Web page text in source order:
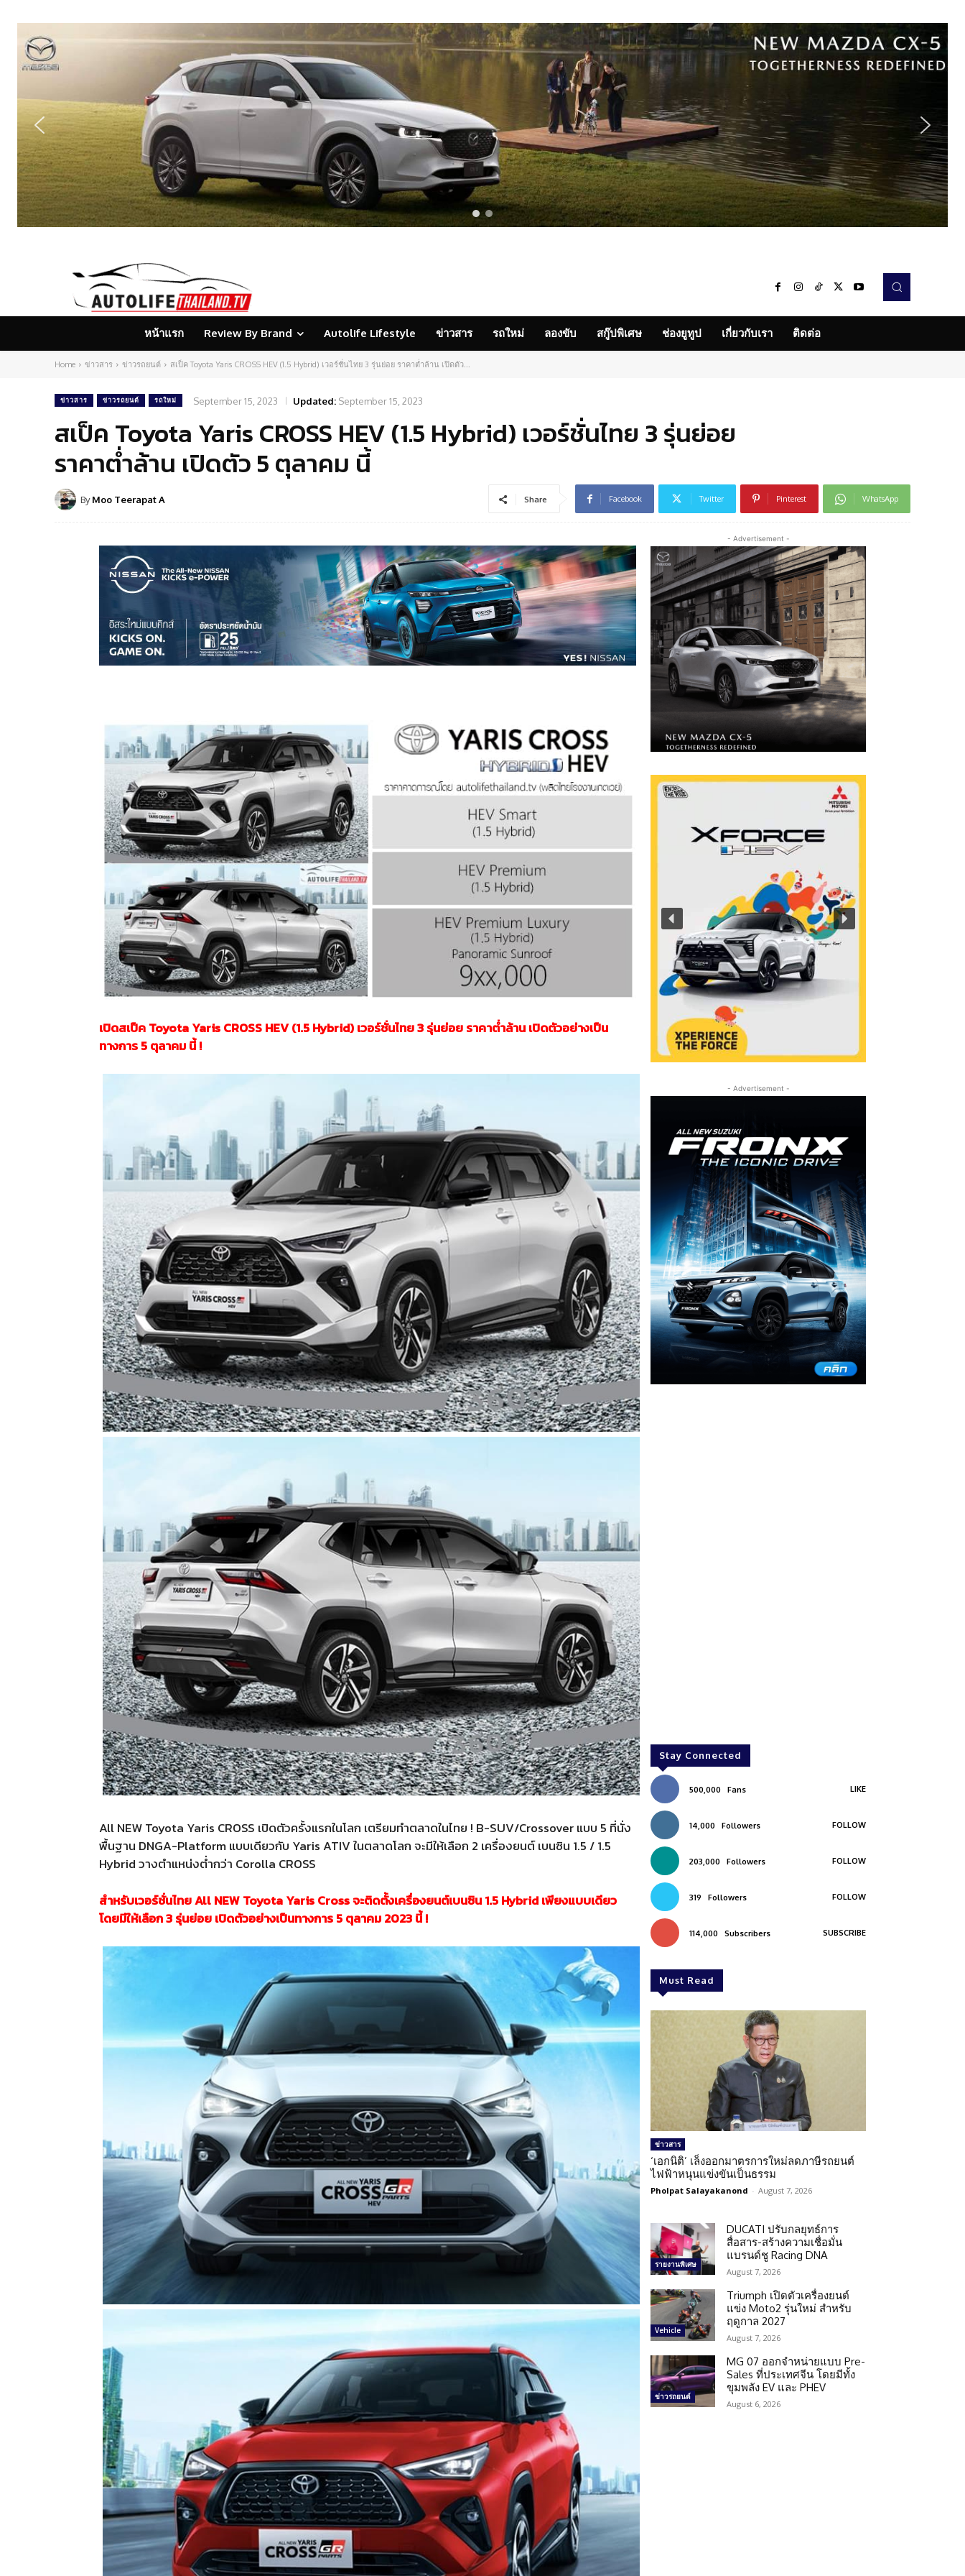
หน้าแรก Review By Brand Autolife Lifestyle ข่าวสาร รถใหม่ ลองขับ สกู๊ปพิเศษ ช่องยูทูป เกี่ยวกับเรา ติดต่อ
Home ข่าวสาร ข่าวรถยนต์ สเป็ค Toyota Yaris CROSS HEV (1.5 Hybrid) เวอร์ชั่นไทย 3 รุ่นย่อย ราคาต่ำล้าน เปิดตัว...
ข่าวสาร ข่าวรถยนต์ รถใหม่ September 15, 2023 Updated: September 15, 2023
สเป็ค Toyota Yaris CROSS HEV (1.5 Hybrid) เวอร์ชั่นไทย 3 รุ่นย่อย
ราคาต่ำล้าน เปิดตัว 5 ตุลาคม นี้
By Moo Teerapat A Share Facebook Twitter Pinterest WhatsApp
เปิดสเป็ค Toyota Yaris CROSS HEV (1.5 Hybrid) เวอร์ชั่นไทย 3 รุ่นย่อย ราคาต่ำล้าน เปิดตัวอย่างเป็น
ทางการ 5 ตุลาคม นี้ !
All NEW Toyota Yaris CROSS เปิดตัวครั้งแรกในโลก เตรียมทำตลาดในไทย ! B-SUV/Crossover แบบ 5 ที่นั่ง
พื้นฐาน DNGA-Platform แบบเดียวกับ Yaris ATIV ในตลาดโลก จะมีให้เลือก 2 เครื่องยนต์ เบนซิน 1.5 / 1.5
Hybrid วางตำแหน่งต่ำกว่า Corolla CROSS
สำหรับเวอร์ชั่นไทย All NEW Toyota Yaris Cross จะติดตั้งเครื่องยนต์เบนซิน 1.5 Hybrid เพียงแบบเดียว
โดยมีให้เลือก 3 รุ่นย่อย เปิดตัวอย่างเป็นทางการ 5 ตุลาคม 2023 นี้ !
- Advertisement -
- Advertisement -
Stay Connected
500,000 Fans LIKE
14,000 Followers FOLLOW
203,000 Followers FOLLOW
319 Followers FOLLOW
114,000 Subscribers SUBSCRIBE
Must Read
ข่าวสาร
‘เอกนิติ’ เล็งออกมาตรการใหม่ลดภาษีรถยนต์
ไฟฟ้าหนุนแข่งขันเป็นธรรม
Pholpat Salayakanond - August 7, 2026
รายงานพิเศษ
DUCATI ปรับกลยุทธ์การ
สื่อสาร-สร้างความเชื่อมั่น
แบรนด์ชู Racing DNA
August 7, 2026
Vehicle
Triumph เปิดตัวเครื่องยนต์
แข่ง Moto2 รุ่นใหม่ สำหรับ
ฤดูกาล 2027
August 7, 2026
ข่าวรถยนต์
MG 07 ออกจำหน่ายแบบ Pre-
Sales ที่ประเทศจีน โดยมีทั้ง
ขุมพลัง EV และ PHEV
August 6, 2026